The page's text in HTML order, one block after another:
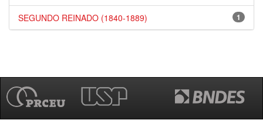
1
SEGUNDO REINADO (1840-1889)